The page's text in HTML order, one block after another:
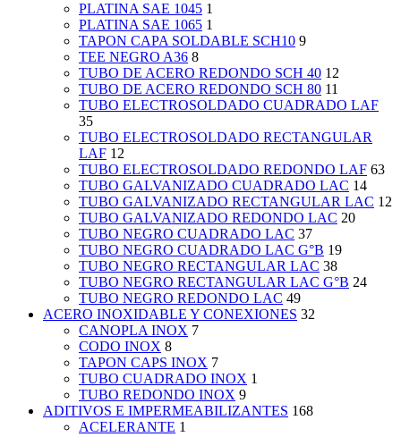
PLATINA SAE 1045 1
PLATINA SAE 1065 1
TAPON CAPA SOLDABLE SCH10 9
TEE NEGRO A36 8
TUBO DE ACERO REDONDO SCH 40 12
TUBO DE ACERO REDONDO SCH 80 11
TUBO ELECTROSOLDADO CUADRADO LAF
35
TUBO ELECTROSOLDADO RECTANGULAR
LAF 12
TUBO ELECTROSOLDADO REDONDO LAF 63
TUBO GALVANIZADO CUADRADO LAC 14
TUBO GALVANIZADO RECTANGULAR LAC 12
TUBO GALVANIZADO REDONDO LAC 20
TUBO NEGRO CUADRADO LAC 37
TUBO NEGRO CUADRADO LAC G°B 19
TUBO NEGRO RECTANGULAR LAC 38
TUBO NEGRO RECTANGULAR LAC G°B 24
TUBO NEGRO REDONDO LAC 49
ACERO INOXIDABLE Y CONEXIONES 32
CANOPLA INOX 7
CODO INOX 8
TAPON CAPS INOX 7
TUBO CUADRADO INOX 1
TUBO REDONDO INOX 9
ADITIVOS E IMPERMEABILIZANTES 168
ACELERANTE 1